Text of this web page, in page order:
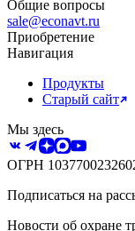
Общие вопросы
sale@econavt.ru
Приобретение
Навигация
Продукты
Старый сайт
Мы здесь
ОГРН
Подписаться на
Новости об охране